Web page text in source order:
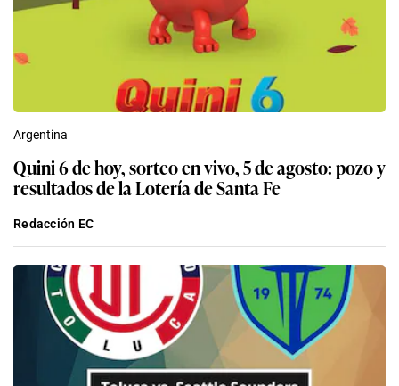
Argentina
Quini 6 de hoy, sorteo en vivo, 5 de agosto: pozo y
resultados de la Lotería de Santa Fe
Redacción EC